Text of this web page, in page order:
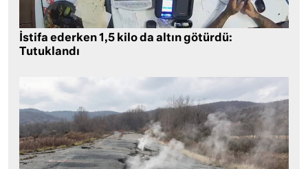
İstifa ederken 1,5 kilo da altın götürdü:
Tutuklandı